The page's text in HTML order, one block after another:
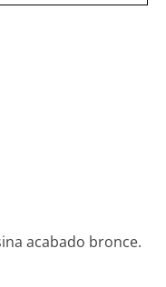
acabado bronce.